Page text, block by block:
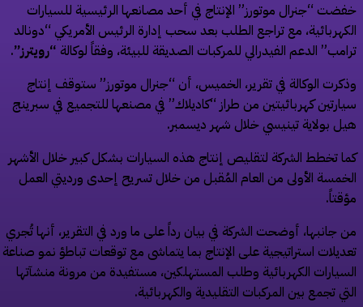
“جنرال موتورز” الإنتاج في أحد مصانعها الرئيسية للسيارات
مع تراجع الطلب بعد سحب إدارة الرئيس الأمريكي “دونالد
الدعم الفيدرالي للمركبات الصديقة للبيئة، وفقاً لوكالة“رويترز”.
الوكالة في تقرير، الخميس، أن “جنرال موتورز” ستوقف إنتاج
كهربائيتين من طراز “كاديلاك” في مصنعها للتجميع في سبرينج
بولاية تينيسي خلال شهر ديسمبر.
تخطط الشركة لتقليص إنتاج هذه السيارات بشكل كبير خلال الأشهر
الأولى من العام المُقبل من خلال تسريح إحدى ورديتي العمل
جانبها، أوضحت الشركة في بيان رداً على ما ورد في التقرير، أنها تُجري
استراتيجية على الإنتاج بما يتماشى مع توقعات تباطؤ نمو صناعة
الكهربائية وطلب المستهلكين، مستفيدة من مرونة منشآتها
تجمع بين المركبات التقليدية والكهربائية.